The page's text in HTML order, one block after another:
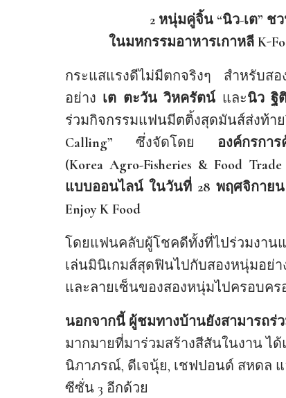
2 หนุ่มคู่จิ้น “นิว-เต”
ในมหกรรมอาหารเกาหลี K-
กระแสแรงดีไม่มีตกจริงๆ สำหรับ
อย่าง เต ตะวัน วิหครัตน์ และนิว ฐิ
ร่วมกิจกรรมแฟนมีตติ้งสุดมันส์ส่งท้า
Calling” ซึ่งจัดโดย องค์กรการ
(Korea Agro-Fisheries & Food
แบบออนไลน์ ในวันที่ 28 พฤศจิกายน
Enjoy K Food
โดยแฟนคลับผู้โชคดีทั้งที่ไปร่วมงาน
เล่นมินิเกมส์สุดฟินไปกับสองหนุ่มอ
และลายเซ็นของสองหนุ่มไปครอบคร
นอกจากนี้ ผู้ชมทางบ้านยังสามารถร่
มากมายที่มาร่วมสร้างสีสันในงาน ไ
นิภาภรณ์, ดีเจนุ้ย, เชฟปอนด์ สหดล
ซีซั่น 3 อีกด้วย